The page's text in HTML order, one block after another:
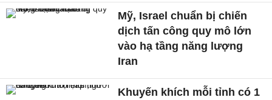
Mỹ, Israel chuẩn bị chiến
dịch tấn công quy mô lớn
vào hạ tầng năng lượng
Iran
Khuyến khích mỗi tỉnh có 1